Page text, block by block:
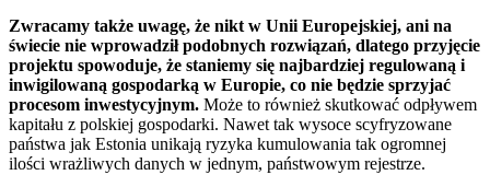
Zwracamy także uwagę, że nikt w Unii Europejskiej, ani na
świecie nie wprowadził podobnych rozwiązań, dlatego przyjęcie
projektu spowoduje, że staniemy się najbardziej regulowaną i
inwigilowaną gospodarką w Europie, co nie będzie sprzyjać
procesom inwestycyjnym. Może to również skutkować odpływem
kapitału z polskiej gospodarki. Nawet tak wysoce scyfryzowane
państwa jak Estonia unikają ryzyka kumulowania tak ogromnej
ilości wrażliwych danych w jednym, państwowym rejestrze.